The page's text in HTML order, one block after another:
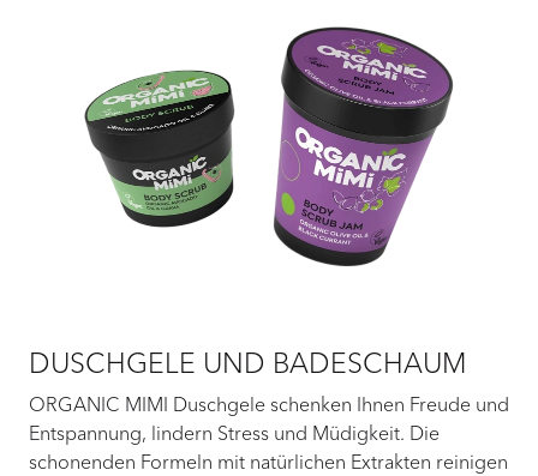
DUSCHGELE UND BADESCHAUM
ORGANIC MIMI Duschgele schenken Ihnen Freude und
Entspannung, lindern Stress und Müdigkeit. Die
schonenden Formeln mit natürlichen Extrakten reinigen